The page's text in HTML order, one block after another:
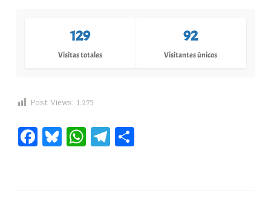
129
Visitas totales
92
Visitantes únicos
Post Views: 1.275
Fa Bl W Te